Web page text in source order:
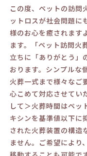
この度、ペットの訪問
ットロスが社会問題に
様のお心を癒されます
ます。「ペット訪問火
立ちに「ありがとう」
おります。シンプルな
火葬一式まで様々なご
心こめて対応させてい
して＞火葬時間はペッ
キシンを基準値以下に
された火葬装置の構造
ません。ご希望により